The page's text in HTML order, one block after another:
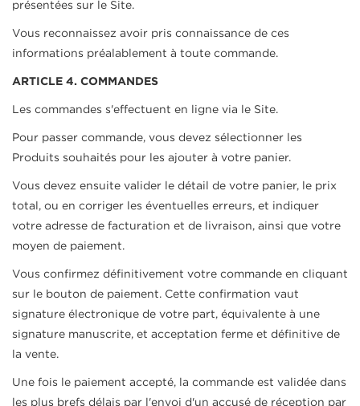
présentées sur le Site.
Vous reconnaissez avoir pris connaissance de ces
informations préalablement à toute commande.
ARTICLE 4. COMMANDES
Les commandes s'effectuent en ligne via le Site.
Pour passer commande, vous devez sélectionner les
Produits souhaités pour les ajouter à votre panier.
Vous devez ensuite valider le détail de votre panier, le prix
total, ou en corriger les éventuelles erreurs, et indiquer
votre adresse de facturation et de livraison, ainsi que votre
moyen de paiement.
Vous confirmez définitivement votre commande en cliquant
sur le bouton de paiement. Cette confirmation vaut
signature électronique de votre part, équivalente à une
signature manuscrite, et acceptation ferme et définitive de
la vente.
Une fois le paiement accepté, la commande est validée dans
les plus brefs délais par l'envoi d'un accusé de réception par